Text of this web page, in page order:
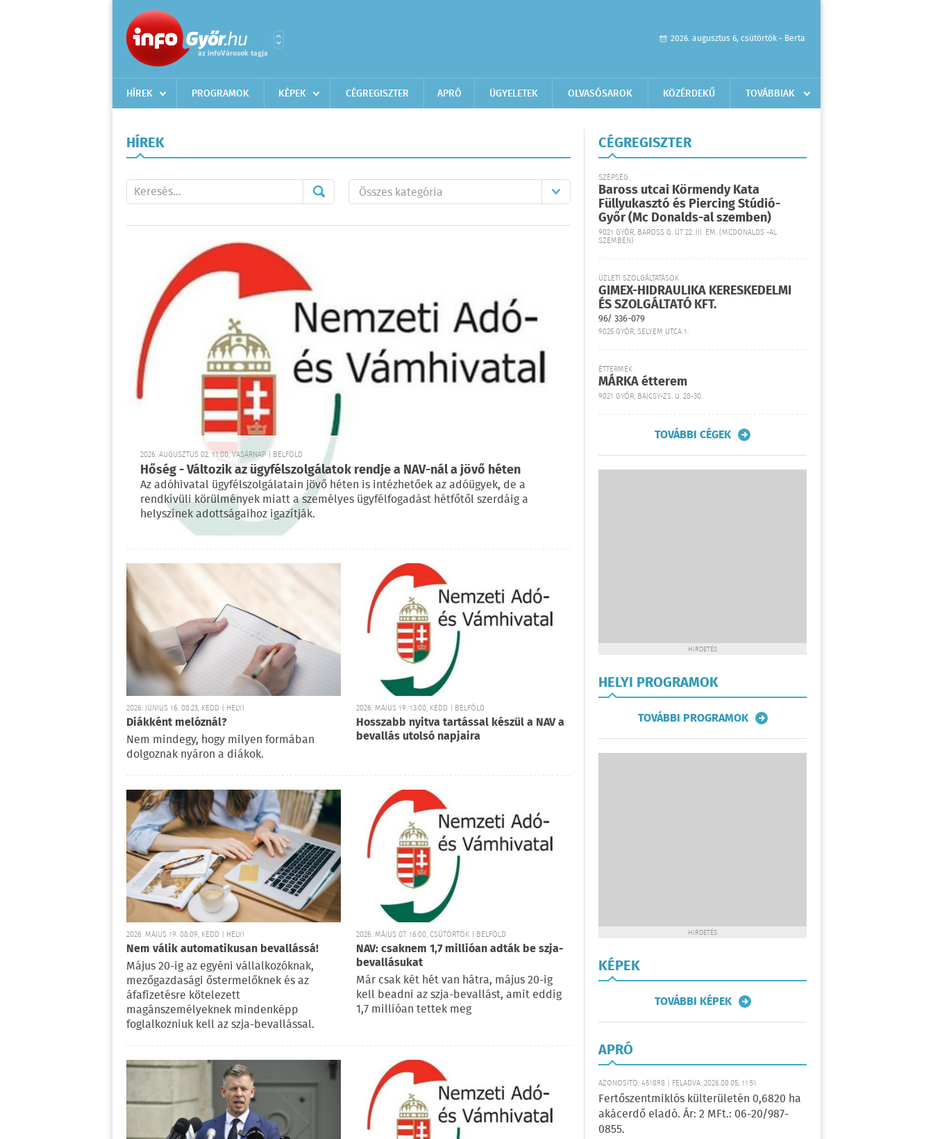
2026. augusztus 6, csütörtök - Berta
HÍREK PROGRAMOK KÉPEK CÉGREGISZTER APRÓ ÜGYELETEK OLVASÓSAROK KÖZÉRDEKŰ TOVÁBBIAK
HÍREK
2026. AUGUSZTUS 02. 11:00, VASÁRNAP | BELFÖLD
Hőség - Változik az ügyfélszolgálatok rendje a NAV-nál a jövő héten
Az adóhivatal ügyfélszolgálatain jövő héten is intézhetőek az adóügyek, de a
rendkívüli körülmények miatt a személyes ügyfélfogadást hétfőtől szerdáig a
helyszínek adottságaihoz igazítják.
2026. JÚNIUS 16. 08:23, KEDD | HELYI
Diákként melóznál?
Nem mindegy, hogy milyen formában
dolgoznak nyáron a diákok.
2026. MÁJUS 19. 13:00, KEDD | BELFÖLD
Hosszabb nyitva tartással készül a NAV a
bevallás utolsó napjaira
2026. MÁJUS 19. 08:09, KEDD | HELYI
Nem válik automatikusan bevallássá!
Május 20-ig az egyéni vállalkozóknak,
mezőgazdasági őstermelőknek és az
áfafizetésre kötelezett
magánszemélyeknek mindenképp
foglalkozniuk kell az szja-bevallással.
2026. MÁJUS 07. 16:00, CSÜTÖRTÖK | BELFÖLD
NAV: csaknem 1,7 millióan adták be szja-
bevallásukat
Már csak két hét van hátra, május 20-ig
kell beadni az szja-bevallást, amit eddig
1,7 millióan tettek meg
CÉGREGISZTER
SZÉPSÉG
Baross utcai Körmendy Kata
Füllyukasztó és Piercing Stúdió-
Győr (Mc Donalds-al szemben)
9021 GYŐR, BAROSS G. ÚT 22. III. EM. (MCDONALDS´-AL
SZEMBEN)
ÜZLETI SZOLGÁLTATÁSOK
GIMEX-HIDRAULIKA KERESKEDELMI
ÉS SZOLGÁLTATÓ KFT.
96/ 336-079
9025 GYŐR, SELYEM UTCA 1.
ÉTTERMEK
MÁRKA étterem
9021 GYŐR, BAJCSY-ZS. U. 28-30.
TOVÁBBI CÉGEK
HIRDETÉS
HELYI PROGRAMOK
TOVÁBBI PROGRAMOK
HIRDETÉS
KÉPEK
TOVÁBBI KÉPEK
APRÓ
AZONOSÍTÓ: 451898 | FELADVA: 2026.08.05, 11:51
Fertőszentmiklós külterületén 0,6820 ha
akácerdő eladó. Ár: 2 MFt.: 06-20/987-
0855.